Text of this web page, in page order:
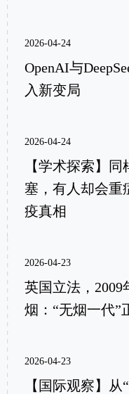
2026-04-24
OpenAI与
入新变局
2026-04-24
【学术探索】
塞，有人却会重
疫真相
2026-04-23
英国立法，
烟：“无烟一代”
2026-04-23
【国际观察】